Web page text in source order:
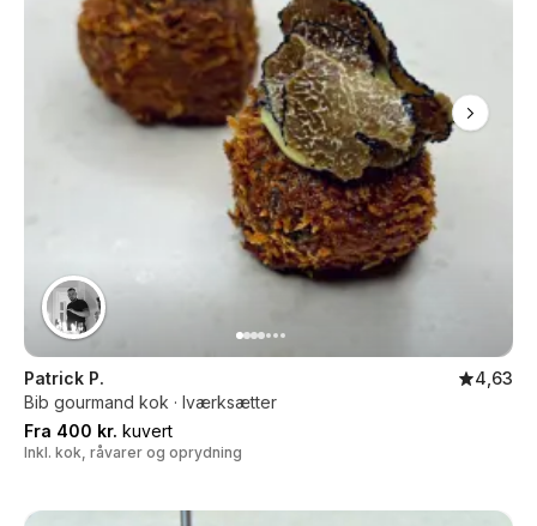
Patrick P.
4,63
Bib gourmand kok · Iværksætter
Fra 400 kr. kuvert
Inkl. kok, råvarer og oprydning